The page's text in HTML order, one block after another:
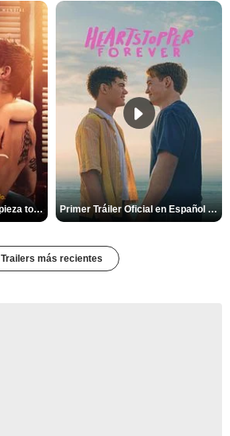
Tráiler de 'After: Aquí empieza todo' Primer Tráiler Oficial en Español de 'Heartstopper Forever'
Trailers más recientes